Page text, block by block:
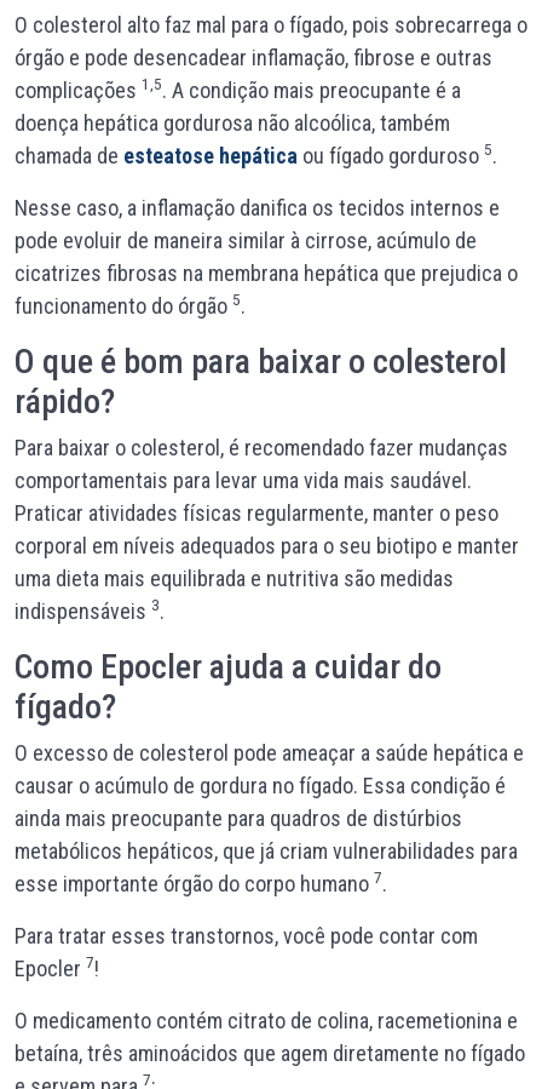
O colesterol alto faz mal para o fígado, pois sobrecarrega o
órgão e pode desencadear inflamação, fibrose e outras
complicações 1,5. A condição mais preocupante é a
doença hepática gordurosa não alcoólica, também
chamada de esteatose hepática ou fígado gorduroso 5.
Nesse caso, a inflamação danifica os tecidos internos e
pode evoluir de maneira similar à cirrose, acúmulo de
cicatrizes fibrosas na membrana hepática que prejudica o
funcionamento do órgão 5.
O que é bom para baixar o colesterol
rápido?
Para baixar o colesterol, é recomendado fazer mudanças
comportamentais para levar uma vida mais saudável.
Praticar atividades físicas regularmente, manter o peso
corporal em níveis adequados para o seu biotipo e manter
uma dieta mais equilibrada e nutritiva são medidas
indispensáveis 3.
Como Epocler ajuda a cuidar do
fígado?
O excesso de colesterol pode ameaçar a saúde hepática e
causar o acúmulo de gordura no fígado. Essa condição é
ainda mais preocupante para quadros de distúrbios
metabólicos hepáticos, que já criam vulnerabilidades para
esse importante órgão do corpo humano 7.
Para tratar esses transtornos, você pode contar com
Epocler 7!
O medicamento contém citrato de colina, racemetionina e
betaína, três aminoácidos que agem diretamente no fígado
7